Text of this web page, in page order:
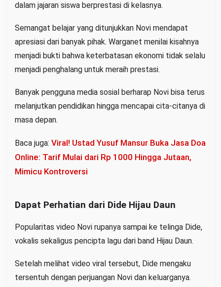
dalam jajaran siswa berprestasi di kelasnya.
Semangat belajar yang ditunjukkan Novi mendapat
apresiasi dari banyak pihak. Warganet menilai kisahnya
menjadi bukti bahwa keterbatasan ekonomi tidak selalu
menjadi penghalang untuk meraih prestasi.
Banyak pengguna media sosial berharap Novi bisa terus
melanjutkan pendidikan hingga mencapai cita-citanya di
masa depan.
Baca juga: Viral! Ustad Yusuf Mansur Buka Jasa Doa
Online: Tarif Mulai dari Rp 1000 Hingga Jutaan,
Mimicu Kontroversi
Dapat Perhatian dari Dide Hijau Daun
Popularitas video Novi rupanya sampai ke telinga Dide,
vokalis sekaligus pencipta lagu dari band Hijau Daun.
Setelah melihat video viral tersebut, Dide mengaku
tersentuh dengan perjuangan Novi dan keluarganya.